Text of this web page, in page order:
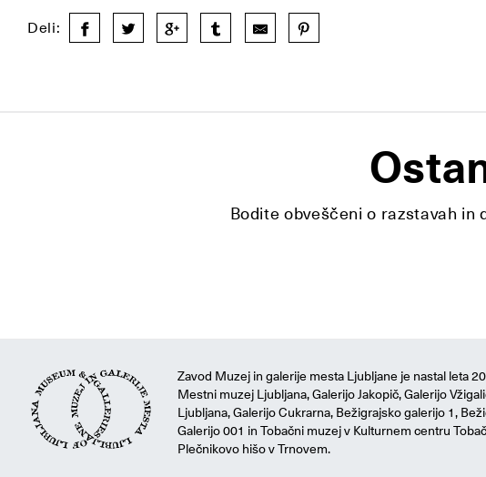
Deli:
Bodite obveščeni o razstavah
Zavod Muzej in galerije mesta Ljubljane je nastal leta
Mestni muzej Ljubljana, Galerijo Jakopič, Galerijo
Ljubljana, Galerijo Cukrarna, Bežigrajsko galerijo 1,
Galerijo 001 in Tobačni muzej v Kulturnem centru
Plečnikovo hišo v Trnovem.